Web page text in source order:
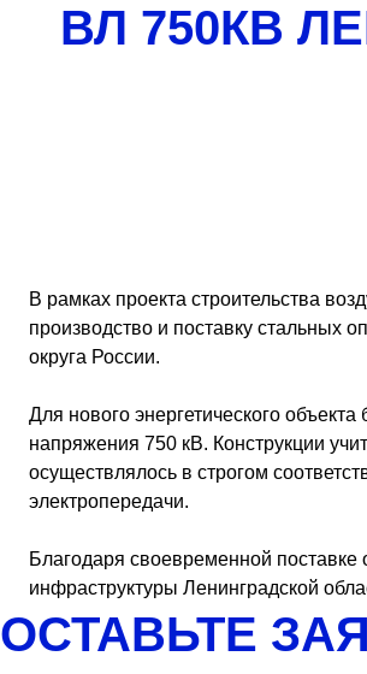
ВЛ 750КВ
В рамках проекта строительства
производство и поставку стальных
округа России.
Для нового энергетического
напряжения 750 кВ. Конструкции
осуществлялось в строгом
электропередачи.
Благодаря своевременной
инфраструктуры Ленинградской
ОСТАВЬТЕ